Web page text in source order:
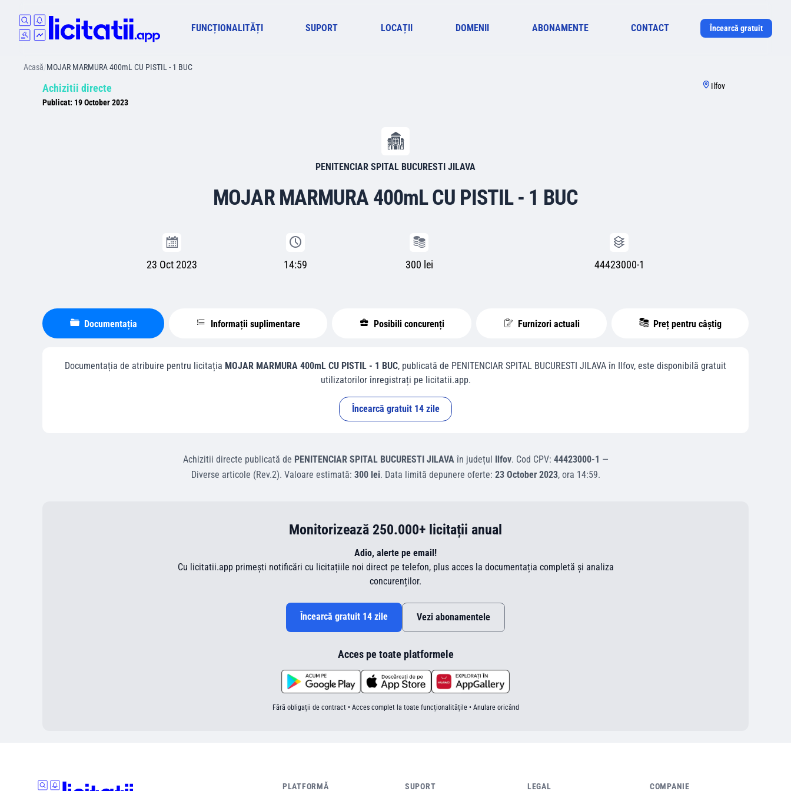
FUNCȚIONALITĂȚI SUPORT LOCAȚII DOMENII ABONAMENTE CONTACT Încearcă gratuit
Acasă/MOJAR MARMURA 400mL CU PISTIL - 1 BUC
Achizitii directe
Publicat: 19 October 2023
Ilfov
PENITENCIAR SPITAL BUCURESTI JILAVA
MOJAR MARMURA 400mL CU PISTIL - 1 BUC
23 Oct 2023 14:59 300 lei 44423000-1
Documentația Informații suplimentare Posibili concurenți Furnizori actuali Preț pentru câștig
Documentația de atribuire pentru licitația MOJAR MARMURA 400mL CU PISTIL - 1 BUC, publicată de PENITENCIAR SPITAL BUCURESTI JILAVA în Ilfov, este disponibilă gratuit
utilizatorilor înregistrați pe licitatii.app.
Încearcă gratuit 14 zile
Achizitii directe publicată de PENITENCIAR SPITAL BUCURESTI JILAVAîn județul Ilfov. Cod CPV: 44423000-1 —
Diverse articole (Rev.2). Valoare estimată: 300 lei. Data limită depunere oferte: 23 October 2023, ora 14:59.
Monitorizează 250.000+ licitații anual
Adio, alerte pe email!
Cu licitatii.app primești notificări cu licitațiile noi direct pe telefon, plus acces la documentația completă și analiza
concurenților.
Încearcă gratuit 14 zile Vezi abonamentele
Acces pe toate platformele
Fără obligații de contract • Acces complet la toate funcționalitățile • Anulare oricând
PLATFORMĂ SUPORT LEGAL COMPANIE